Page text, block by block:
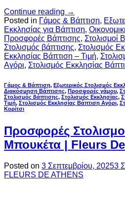
Continue reading →
Posted in Γάμος & Βάπτιση,
Εκκλησίας για Βάπτιση,
Προσφορές Βάπτισης, Στολισμοί
Στολισμός βάπτισης, Στολισμός
Εκκλησίας Βάπτιση – Τιμή,
Αγόρι, Στολισμός Εκκλησίας
Γάμος & Βάπτιση, Εξωτερικός Στολισμός
Διακόσμηση Βάπτισης, Προσφορές γάμου,
Στολισμός βάπτισης, Στολισμός Εκκλησίας,
Τιμή, Στολισμός Εκκλησίας Βάπτιση Αγόρι,
Κορίτσι
Προσφορές
Μπουκέτα | Fleurs
Posted on 3 Σεπτεμβρίου, 20253
FLEURS DE ATHENS